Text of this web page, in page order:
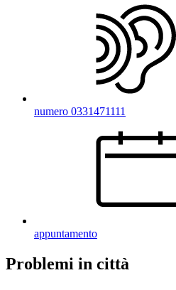
numero 0331471111
appuntamento
Problemi in città